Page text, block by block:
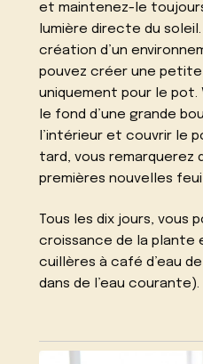
et maintenez-le
lumière directe du
création d’un
pouvez créer une
uniquement pour le pot.
le fond d’une grande
l’intérieur et couvrir le
tard, vous remarquerez
premières nouvelles
Tous les dix jours, vous
croissance de la plante
cuillères à café d’eau
dans de l’eau courante).